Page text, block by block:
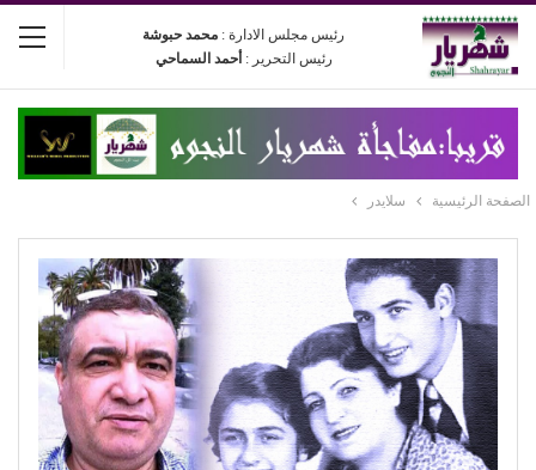
رئيس مجلس الادارة : محمد حبوشة
رئيس التحرير : أحمد السماحي
الصفحة الرئيسية سلايدر